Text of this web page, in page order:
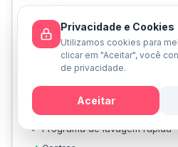
Preço super em conta
Batedor que suporta até 6 KG
Programa de lavagem rápida
Privacidade e Cookies
Utilizamos cookies para
clicar em "Aceitar", você
de privacidade.
Aceitar